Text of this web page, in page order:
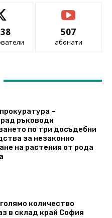
507
абонати
–
ръководи
по три досъдебни
за незаконно
на растения от рода
количество
в склад край София